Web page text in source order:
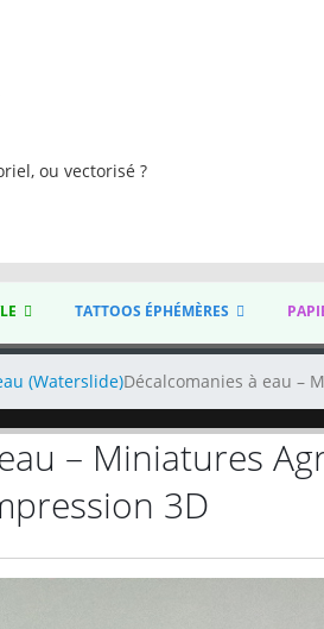
ou vectorisé ?
TATTOOS ÉPHÉMÈRES
(Waterslide)Décalcomanies à eau –
– Miniatures
3D